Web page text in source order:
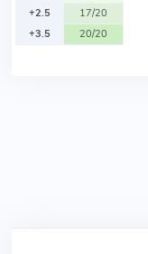
+2.5
17/20
+3.5
20/20